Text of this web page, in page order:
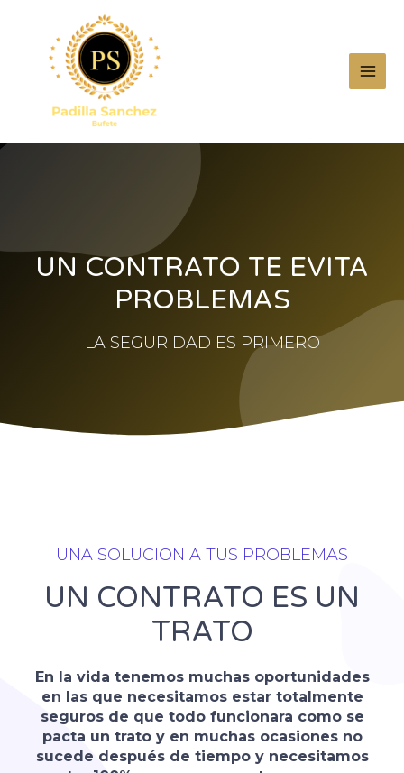
UN CONTRATO TE EVITA
PROBLEMAS
LA SEGURIDAD ES PRIMERO
UNA SOLUCION A TUS PROBLEMAS
UN CONTRATO ES UN
TRATO
En la vida tenemos muchas oportunidades
en las que necesitamos estar totalmente
seguros de que todo funcionara como se
pacta un trato y en muchas ocasiones no
sucede después de tiempo y necesitamos